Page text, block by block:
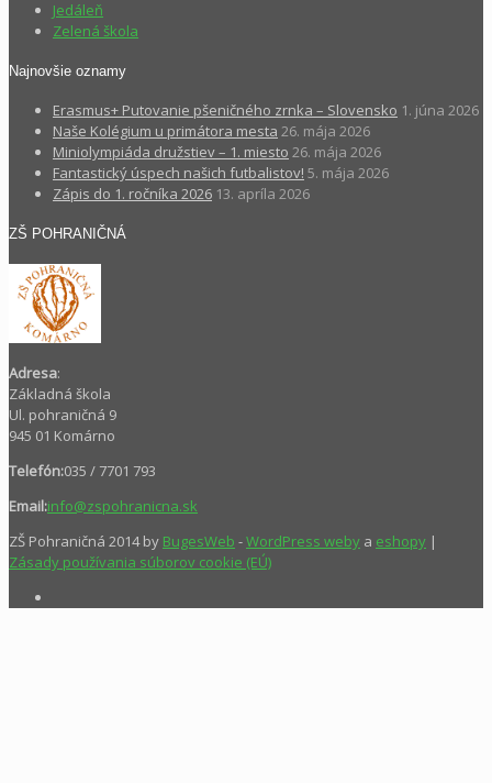
Jedáleň
Zelená škola
Najnovšie oznamy
Erasmus+ Putovanie pšeničného zrnka – Slovensko 1. júna 2026
Naše Kolégium u primátora mesta 26. mája 2026
Miniolympiáda družstiev – 1. miesto 26. mája 2026
Fantastický úspech našich futbalistov! 5. mája 2026
Zápis do 1. ročníka 2026 13. apríla 2026
ZŠ POHRANIČNÁ
Adresa:
Základná škola
Ul. pohraničná 9
945 01 Komárno
Telefón:035 / 7701 793
Email:info@zspohranicna.sk
ZŠ Pohraničná 2014 by BugesWeb -WordPress weby a eshopy |
Zásady používania súborov cookie (EÚ)